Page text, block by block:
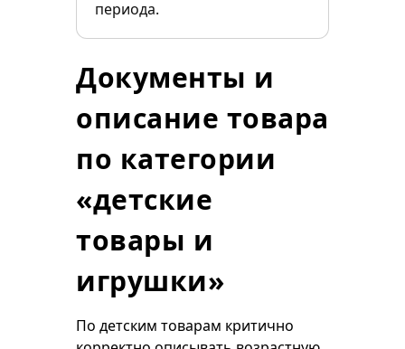
периода.
Документы и
описание товара
по категории
«детские
товары и
игрушки»
По детским товарам критично